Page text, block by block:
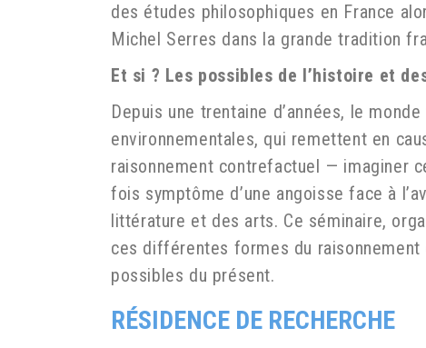
des études philosophiques en France
Michel Serres dans la grande tradition
Et si ? Les possibles de l’histoire et
Depuis une trentaine d’années, le
environnementales, qui remettent en
raisonnement contrefactuel — imaginer
fois symptôme d’une angoisse face à
littérature et des arts. Ce séminaire,
ces différentes formes du
possibles du présent.
RÉSIDENCE DE RECHERCHE